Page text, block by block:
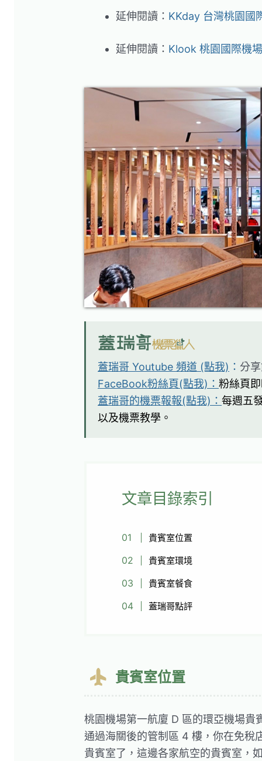
延伸閱讀： KKday 台灣桃園國
延伸閱讀： Klook 桃園國際機
蓋瑞哥 Youtube 頻道 (點我) ： 分
FaceBook粉絲頁(點我)：粉絲頁
蓋瑞哥的機票報報(點我)：每週五
以及機票教學。
文章目錄索引
貴賓室位置
貴賓室環境
貴賓室餐食
蓋瑞哥點評
貴賓室位置
桃園機場第一航廈 D 區的環亞機場
通過海關後的管制區 4 樓，你在免稅
貴賓室了，這邊各家航空的貴賓室，